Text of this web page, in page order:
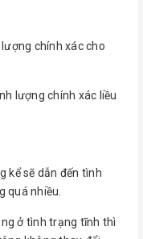
chính xác cho
lượng chính xác liều
kể sẽ dẫn đến tình
quá nhiều.
ở tình trạng tĩnh thì